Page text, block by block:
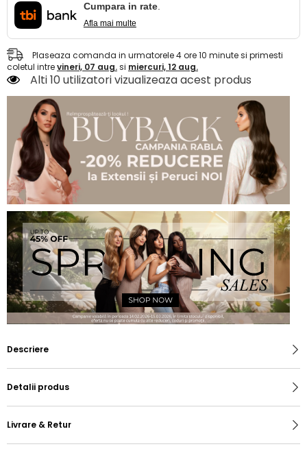
Cumpara in rate.
Afla mai multe
Plaseaza comanda in urmatorele4ore10 minutesi primesti
coletul intrevineri, 07 aug.si miercuri, 12 aug.
Alti 10 utilizatori vizualizeaza acest produs
Descriere
Detalii produs
Livrare & Retur